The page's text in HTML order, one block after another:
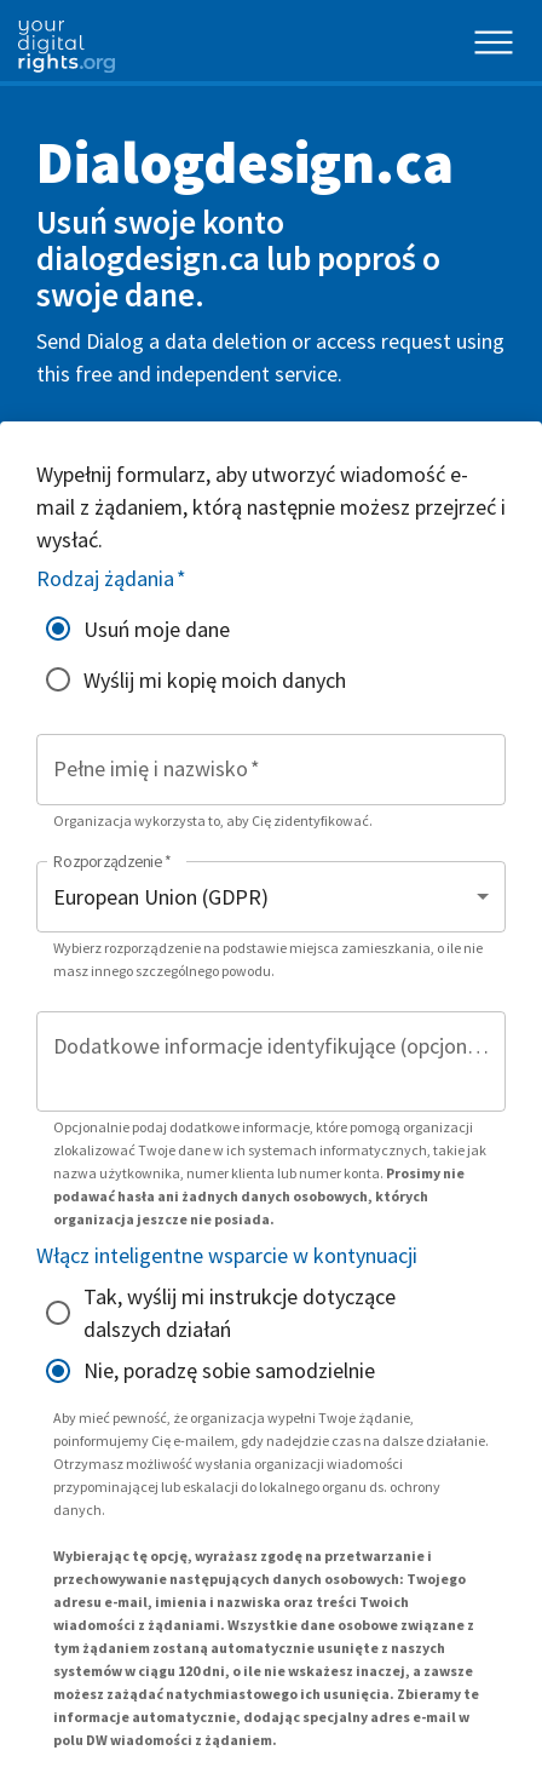
Dialogdesign.ca
Usuń swoje konto
dialogdesign.ca lub poproś o
swoje dane.
Send Dialog a data deletion or access request using
this free and independent service.
Wypełnij formularz, aby utworzyć wiadomość e-
mail z żądaniem, którą następnie możesz przejrzeć i
wysłać.
Rodzaj żądania*
Usuń moje dane
Wyślij mi kopię moich danych
Pełne imię i nazwisko*
Organizacja wykorzysta to, aby Cię zidentyfikować.
Rozporządzenie*
Wybierz rozporządzenie na podstawie miejsca zamieszkania, o ile nie
masz innego szczególnego powodu.
Dodatkowe informacje identyfikujące (opcjonalnie)
Opcjonalnie podaj dodatkowe informacje, które pomogą organizacji
zlokalizować Twoje dane w ich systemach informatycznych, takie jak
nazwa użytkownika, numer klienta lub numer konta. Prosimy nie
podawać hasła ani żadnych danych osobowych, których
organizacja jeszcze nie posiada.
Włącz inteligentne wsparcie w kontynuacji
Tak, wyślij mi instrukcje dotyczące
dalszych działań
Nie, poradzę sobie samodzielnie
Aby mieć pewność, że organizacja wypełni Twoje żądanie,
poinformujemy Cię e-mailem, gdy nadejdzie czas na dalsze działanie.
Otrzymasz możliwość wysłania organizacji wiadomości
przypominającej lub eskalacji do lokalnego organu ds. ochrony
danych.
Wybierając tę opcję, wyrażasz zgodę na przetwarzanie i
przechowywanie następujących danych osobowych: Twojego
adresu e-mail, imienia i nazwiska oraz treści Twoich
wiadomości z żądaniami. Wszystkie dane osobowe związane z
tym żądaniem zostaną automatycznie usunięte z naszych
systemów w ciągu 120 dni, o ile nie wskażesz inaczej, a zawsze
możesz zażądać natychmiastowego ich usunięcia. Zbieramy te
informacje automatycznie, dodając specjalny adres e-mail w
polu DW wiadomości z żądaniem.